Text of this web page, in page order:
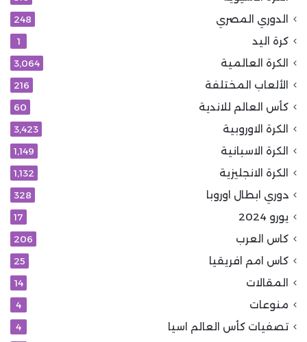
الدوري المصري 248
كرة اليد 1
الكرة العالمية 3٬064
الألعاب المختلفة 216
كأس العالم للاندية 60
الكرة الاوروبية 3٬423
الكرة الاسبانية 1٬149
الكرة الانجليزية 1٬132
دوري ابطال اوروبا 328
يورو 2024 17
كاس العرب 206
كاس امم افريقيا 25
المقالات 14
منوعات 4
تصفيات كأس العالم اسيا 4